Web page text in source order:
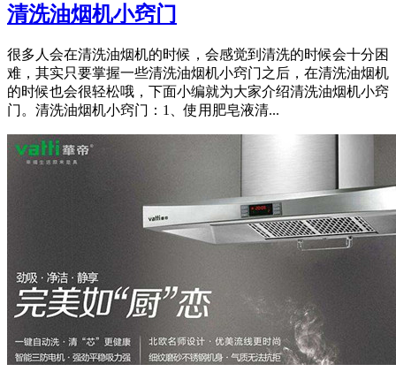
清洗油烟机小窍门
很多人会在清洗油烟机的时候，会感觉到清洗的时候会十分困
难，其实只要掌握一些清洗油烟机小窍门之后，在清洗油烟机
的时候也会很轻松哦，下面小编就为大家介绍清洗油烟机小窍
门。清洗油烟机小窍门：1、使用肥皂液清...